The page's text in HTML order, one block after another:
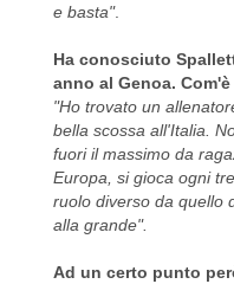
e basta".
Ha conosciuto
anno al Genoa.
"Ho trovato un
bella scossa all'Italia.
fuori il massimo da
Europa, si gioca ogni
ruolo diverso da quello
alla grande".
Ad un certo punto